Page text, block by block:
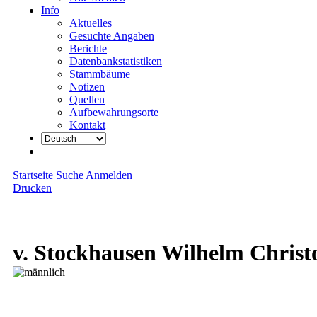
Info
Aktuelles
Gesuchte Angaben
Berichte
Datenbankstatistiken
Stammbäume
Notizen
Quellen
Aufbewahrungsorte
Kontakt
Startseite Suche Anmelden
Drucken
v. Stockhausen Wilhelm